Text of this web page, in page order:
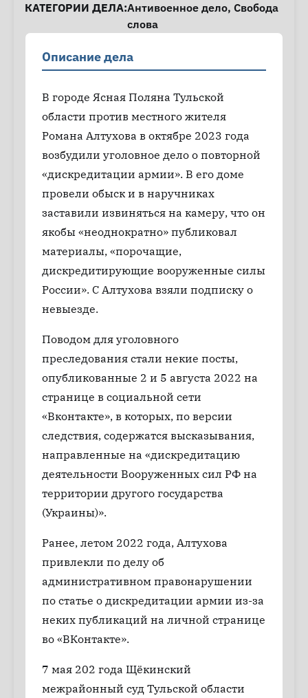
КАТЕГОРИИ ДЕЛА:Антивоенное дело, Свобода
слова
Описание дела
В городе Ясная Поляна Тульской
области против местного жителя
Романа Алтухова в октябре 2023 года
возбудили уголовное дело о повторной
«дискредитации армии». В его доме
провели обыск и в наручниках
заставили извиняться на камеру, что он
якобы «неоднократно» публиковал
материалы, «порочащие,
дискредитирующие вооруженные силы
России». С Алтухова взяли подписку о
невыезде.
Поводом для уголовного
преследования стали некие посты,
опубликованные 2 и 5 августа 2022 на
странице в социальной сети
«Вконтакте», в которых, по версии
следствия, содержатся высказывания,
направленные на «дискредитацию
деятельности Вооруженных сил РФ на
территории другого государства
(Украины)».
Ранее, летом 2022 года, Алтухова
привлекли по делу об
административном правонарушении
по статье о дискредитации армии из-за
неких публикаций на личной странице
во «ВКонтакте».
7 мая 202 года Щёкинский
межрайонный суд Тульской области